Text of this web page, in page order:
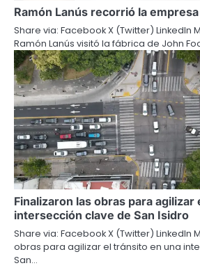
Ramón Lanús recorrió la
Share via: Facebook X (Twitter) LinkedIn
Ramón Lanús visitó la fábrica de John
Finalizaron las obras para
intersección clave de San Isidro
Share via: Facebook X (Twitter) LinkedIn
obras para agilizar el tránsito en una
San…